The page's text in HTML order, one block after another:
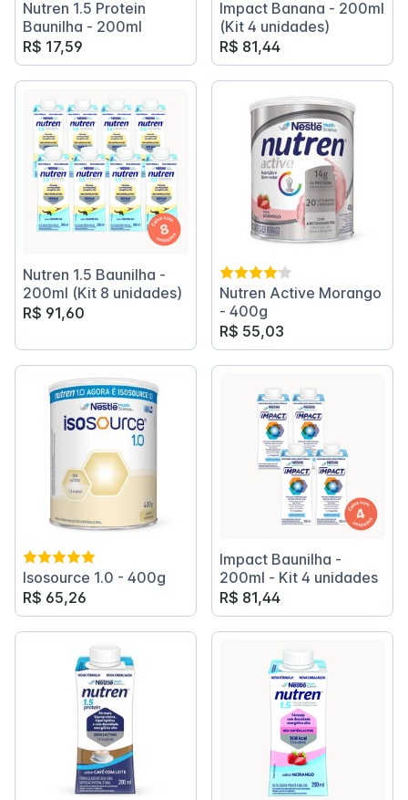
Nutren 1.5 Protein
Baunilha - 200ml
R$ 17,59
Impact Banana - 200ml
(Kit 4 unidades)
R$ 81,44
Nutren 1.5 Baunilha -
200ml (Kit 8 unidades)
R$ 91,60
Nutren Active Morango
- 400g
R$ 55,03
Isosource 1.0 - 400g
R$ 65,26
Impact Baunilha -
200ml - Kit 4 unidades
R$ 81,44